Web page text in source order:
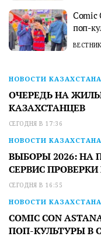
Comic
поп-
НОВОСТИ КАЗАХСТАНА
ОЧЕРЕДЬ НА
КАЗАХСТАНЦЕВ
СЕГОДНЯ В 17:36
НОВОСТИ КАЗАХСТАНА
ВЫБОРЫ 2026: НА
СЕРВИС
СЕГОДНЯ В 16:55
НОВОСТИ КАЗАХСТАНА
COMIC CON
ПОП-КУЛЬТУРЫ В